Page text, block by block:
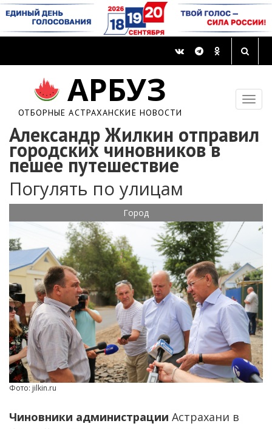
АРБУЗ
ОТБОРНЫЕ АСТРАХАНСКИЕ НОВОСТИ
Александр Жилкин отправил
городских чиновников в
пешее путешествие
Погулять по улицам
Город
Фото: jilkin.ru
Чиновники администрации Астрахани в